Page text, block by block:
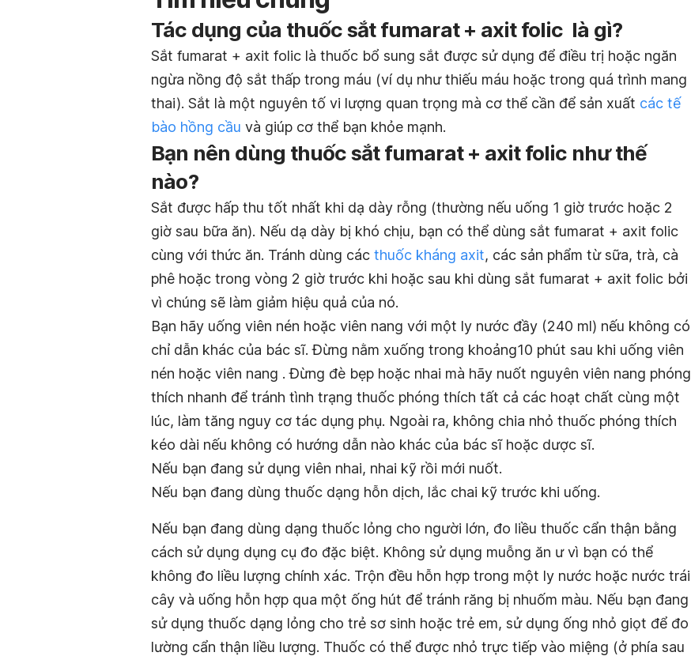
Tác dụng của thuốc sắt fumarat + axit folic là gì?
Sắt fumarat + axit folic là thuốc bổ sung sắt được sử dụng để điều trị hoặc ngăn
ngừa nồng độ sắt thấp trong máu (ví dụ như thiếu máu hoặc trong quá trình mang
thai). Sắt là một nguyên tố vi lượng quan trọng mà cơ thể cần để sản xuất các tế
bào hồng cầu và giúp cơ thể bạn khỏe mạnh.
Bạn nên dùng thuốc sắt fumarat + axit folic như thế
nào?
Sắt được hấp thu tốt nhất khi dạ dày rỗng (thường nếu uống 1 giờ trước hoặc 2
giờ sau bữa ăn). Nếu dạ dày bị khó chịu, bạn có thể dùng sắt fumarat + axit folic
cùng với thức ăn. Tránh dùng các thuốc kháng axit, các sản phẩm từ sữa, trà, cà
phê hoặc trong vòng 2 giờ trước khi hoặc sau khi dùng sắt fumarat + axit folic bởi
vì chúng sẽ làm giảm hiệu quả của nó.
Bạn hãy uống viên nén hoặc viên nang với một ly nước đầy (240 ml) nếu không có
chỉ dẫn khác của bác sĩ. Đừng nằm xuống trong khoảng10 phút sau khi uống viên
nén hoặc viên nang . Đừng đè bẹp hoặc nhai mà hãy nuốt nguyên viên nang phóng
thích nhanh để tránh tình trạng thuốc phóng thích tất cả các hoạt chất cùng một
lúc, làm tăng nguy cơ tác dụng phụ. Ngoài ra, không chia nhỏ thuốc phóng thích
kéo dài nếu không có hướng dẫn nào khác của bác sĩ hoặc dược sĩ.
Nếu bạn đang sử dụng viên nhai, nhai kỹ rồi mới nuốt.
Nếu bạn đang dùng thuốc dạng hỗn dịch, lắc chai kỹ trước khi uống.
Nếu bạn đang dùng dạng thuốc lỏng cho người lớn, đo liều thuốc cẩn thận bằng
cách sử dụng dụng cụ đo đặc biệt. Không sử dụng muỗng ăn ư vì bạn có thể
không đo liều lượng chính xác. Trộn đều hỗn hợp trong một ly nước hoặc nước trái
cây và uống hỗn hợp qua một ống hút để tránh răng bị nhuốm màu. Nếu bạn đang
sử dụng thuốc dạng lỏng cho trẻ sơ sinh hoặc trẻ em, sử dụng ống nhỏ giọt để đo
lường cẩn thận liều lượng. Thuốc có thể được nhỏ trực tiếp vào miệng (ở phía sau